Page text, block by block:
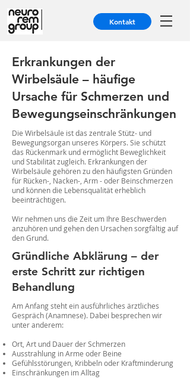
Kontakt
Erkrankungen der
Wirbelsäule – häufige
Ursache für Schmerzen und
Bewegungseinschränkungen
Die Wirbelsäule ist das zentrale Stütz- und
Bewegungsorgan unseres Körpers. Sie schützt
das Rückenmark und ermöglicht Beweglichkeit
und Stabilität zugleich. Erkrankungen der
Wirbelsäule gehören zu den häufigsten Gründen
für Rücken-, Nacken-, Arm - oder Beinschmerzen
und können die Lebensqualität erheblich
beeinträchtigen.
Wir nehmen uns die Zeit um Ihre Beschwerden
anzuhören und gehen den Ursachen sorgfältig auf
den Grund.
Gründliche Abklärung – der
erste Schritt zur richtigen
Behandlung
Am Anfang steht ein ausführliches ärztliches
Gespräch (Anamnese). Dabei besprechen wir
unter anderem:
Ort, Art und Dauer der Schmerzen
Ausstrahlung in Arme oder Beine
Gefühlsstörungen, Kribbeln oder Kraftminderung
Einschränkungen im Alltag